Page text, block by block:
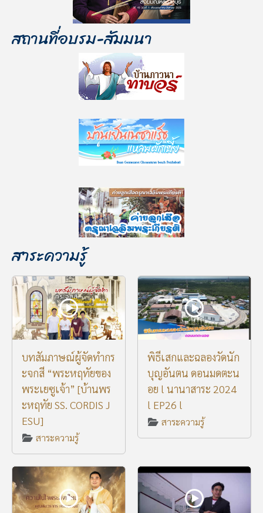
สถานที่อบรม-สัมมนา
สาระความรู้
บทสัมภาษณ์ผู้จัดทำกร
ะจกสี “พระหฤทัยของ
พระเยซูเจ้า” [บ้านพร
ะหฤทัย SS. CORDIS J
ESU]
สาระความรู้
พิธีเสกและฉลองวัดนัก
บุญอันตน ดอนมดตะน
อย l นานาสาระ 2024
l EP26 l
สาระความรู้